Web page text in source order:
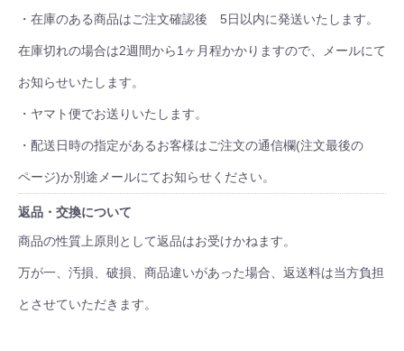
・在庫のある商品はご注文確認後 5日以内に発送いたします。
在庫切れの場合は2週間から1ヶ月程かかりますので、メールにて
お知らせいたします。
・ヤマト便でお送りいたします。
・配送日時の指定があるお客様はご注文の通信欄(注文最後の
ページ)か別途メールにてお知らせください。
返品・交換について
商品の性質上原則として返品はお受けかねます。
万が一、汚損、破損、商品違いがあった場合、返送料は当方負担
とさせていただきます。